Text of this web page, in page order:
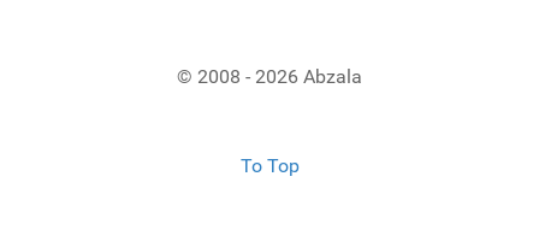
© 2008 - 2026 Abzala
To Top